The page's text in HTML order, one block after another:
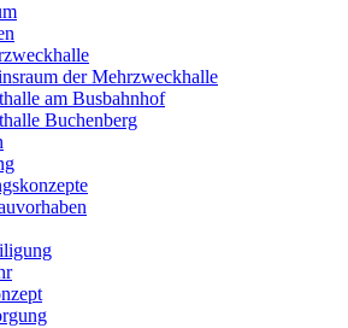
der Mehrzweckhalle
am Busbahnhof
Buchenberg